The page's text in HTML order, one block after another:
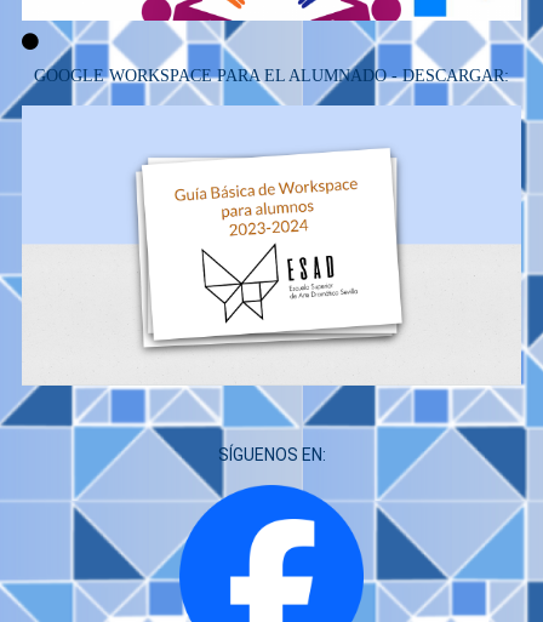
GOOGLE WORKSPACE PARA EL ALUMNADO - DESCARGAR:
SÍGUENOS EN: